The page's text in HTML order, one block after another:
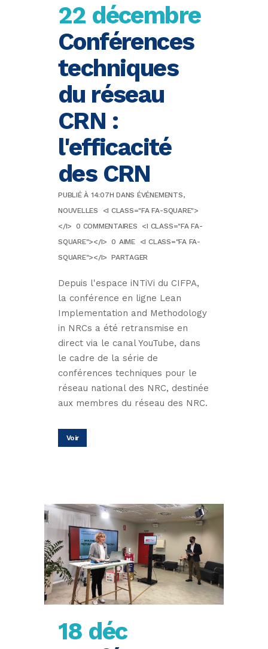
22 décembre
Conférences
techniques
du réseau
CRN :
l'efficacité
des CRN
PUBLIÉ À 14:07H DANS ÉVÉNEMENTS,
NOUVELLES
<I CLASS="FA FA-SQUARE">
</I> 0 COMMENTAIRES
<I CLASS="FA FA-
SQUARE"></I> 0 AIME
<I CLASS="FA FA-
SQUARE"></I> PARTAGER
Depuis l'espace iNTiVi du CIFPA,
la conférence en ligne Lean
Implementation and Methodology
in NRCs a été retransmise en
direct via le canal YouTube, dans
le cadre de la série de
conférences techniques pour le
réseau national des NRC, destinée
aux membres du réseau des NRC.
Voir
18 déc